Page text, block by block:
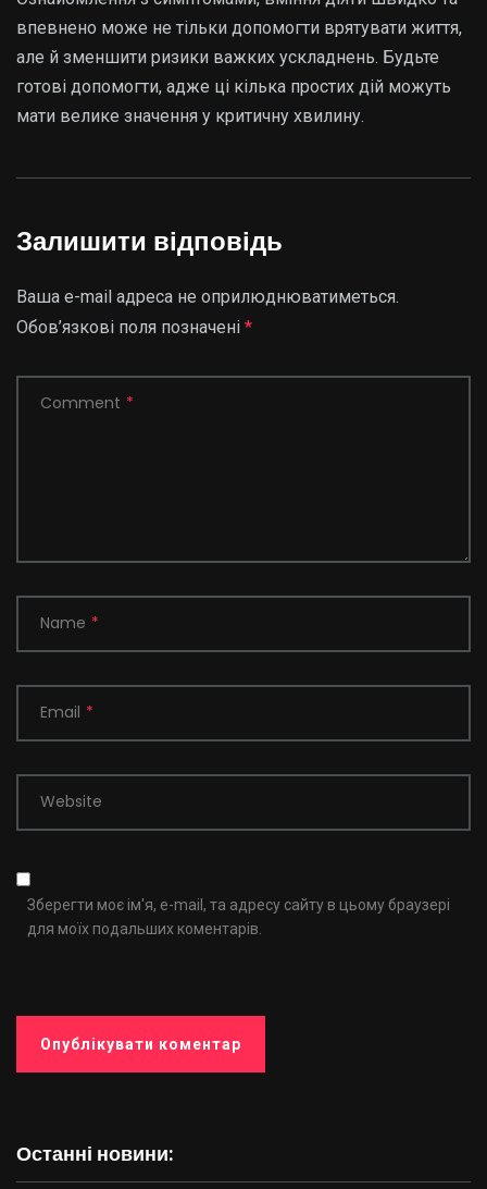
Останні новини:
впевнено може не тільки допомогти врятувати життя,
але й зменшити ризики важких ускладнень. Будьте
готові допомогти, адже ці кілька простих дій можуть
мати велике значення у критичну хвилину.
Залишити відповідь
Ваша e-mail адреса не оприлюднюватиметься.
Обов’язкові поля позначені *
Comment *
Name *
Email *
Website
Зберегти моє ім'я, e-mail, та адресу сайту в цьому браузері
для моїх подальших коментарів.